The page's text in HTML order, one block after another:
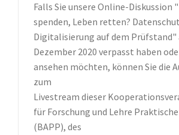
Falls Sie unsere Online-Diskussion
spenden, Leben retten?
Digitalisierung auf dem Prüfstand"
Dezember 2020 verpasst haben
ansehen möchten, können Sie die
zum
Livestream dieser
für Forschung und Lehre
(BAPP), des